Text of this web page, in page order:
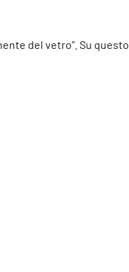
del vetro”. Su questo